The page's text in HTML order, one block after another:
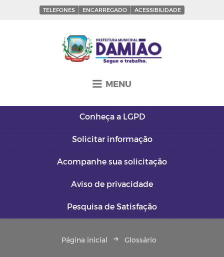
TELEFONES ENCARREGADO ACESSIBILIDADE
MENU
Conheça a LGPD
Solicitar informação
Acompanhe sua solicitação
Aviso de privacidade
Pesquisa de Satisfação
Página inicial Glossário